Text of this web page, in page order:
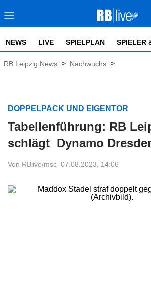
NEWS LIVE SPIELPLAN SPIELER
RB Leipzig News > Nachwuchs >
DOPPELPACK UND EIGENTOR
Tabellenführung: RB
schlägt Dynamo
Von RBlive/msc 07.08.2023, 14:06